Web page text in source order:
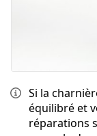
Si la
équilibré et
réparations